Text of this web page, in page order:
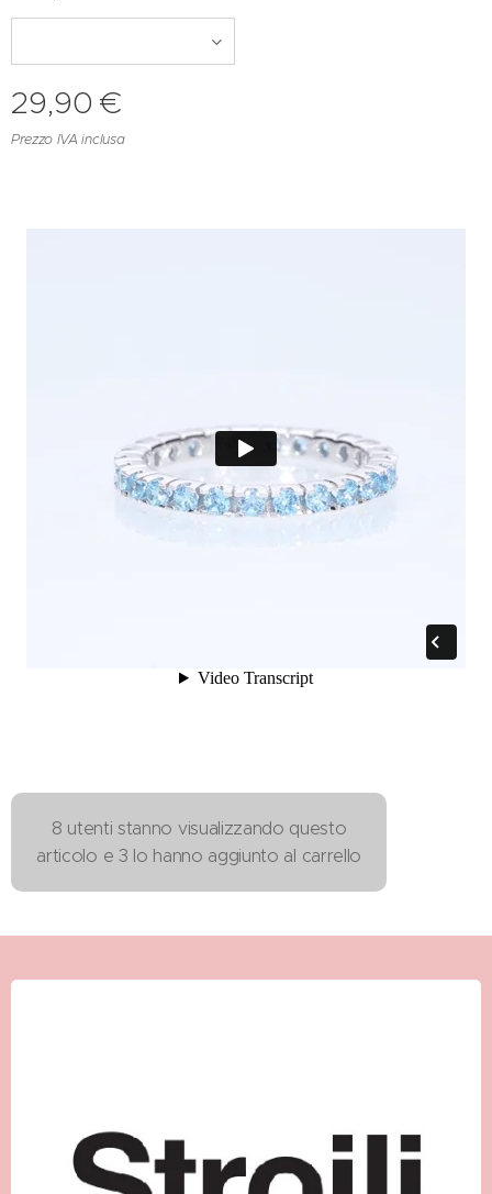
29,90 €
Prezzo IVA inclusa
8 utenti stanno visualizzando questo
articolo e 3 lo hanno aggiunto al carrello